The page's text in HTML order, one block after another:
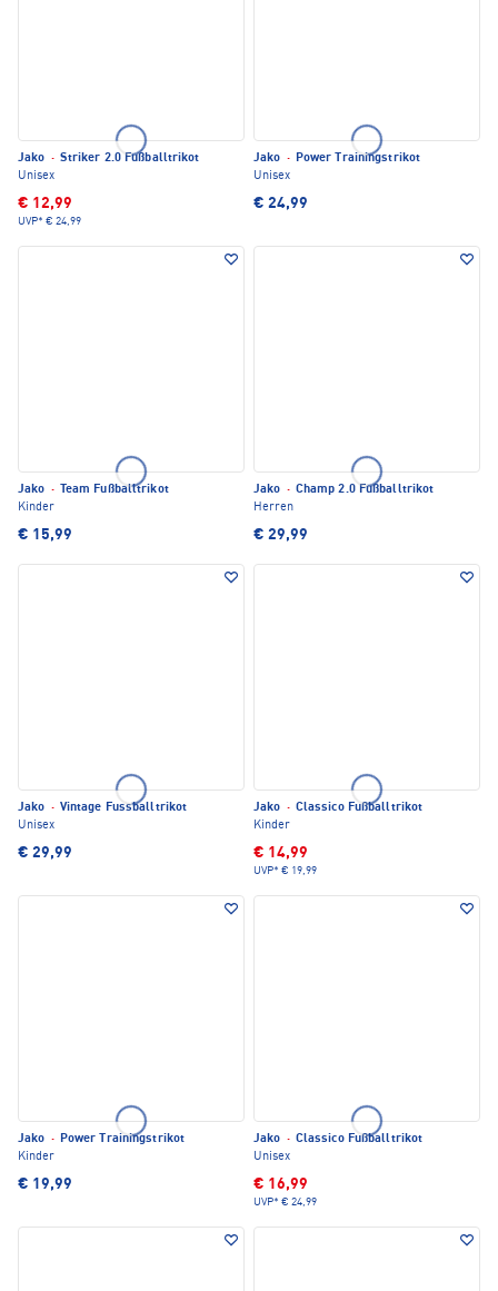
Jako · Striker 2.0 Fußballtrikot
Unisex
€ 12,99
UVP* € 24,99
Jako · Power Trainingstrikot
Unisex
€ 24,99
Jako ·
Team Fußballtrikot
Kinder
€ 15,99
Jako · Champ 2.0 Fußballtrikot
Herren
€ 29,99
Jako · Vintage Fussballtrikot
Unisex
€ 29,99
Jako · Classico Fußballtrikot
Kinder
€ 14,99
UVP* € 19,99
Jako · Power Trainingstrikot
Kinder
€ 19,99
Jako · Classico Fußballtrikot
Unisex
€ 16,99
UVP* € 24,99